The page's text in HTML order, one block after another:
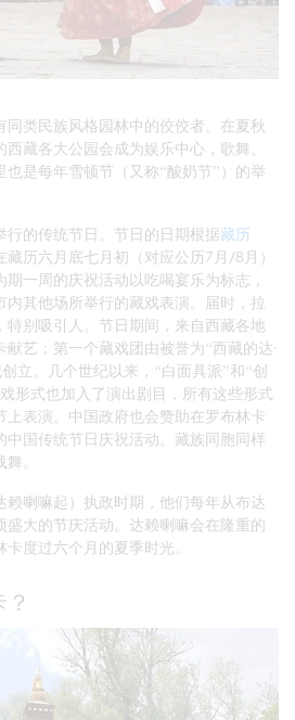
同类民族风格园林中的佼佼者。在夏秋
藏各大公园会成为娱乐中心，歌舞、
是每年雪顿节（又称“酸奶节”）的举
行的传统节日。节日的日期根据藏历
藏历六月底七月初（对应公历7月/8月）
一周的庆祝活动以吃喝宴乐为标志，
内其他场所举行的藏戏表演。届时，拉
特别吸引人。节日期间，来自西藏各地
艺；第一个藏戏团由被誉为“西藏的达·
立。几个世纪以来，“白面具派”和“创
形式也加入了演出剧目，所有这些形式
上表演。中国政府也会赞助在罗布林卡
中国传统节日庆祝活动。藏族同胞同样
。
赖喇嘛起）执政时期，他们每年从布达
大的节庆活动。达赖喇嘛会在隆重的
度过六个月的夏季时光。